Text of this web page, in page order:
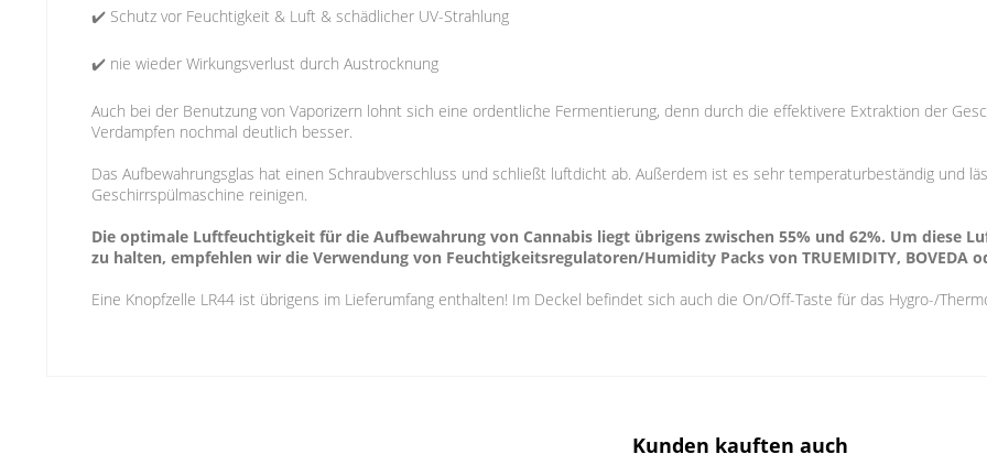
✔️ Schutz vor Feuchtigkeit & Luft & schädlicher UV-Strahlung
✔️ nie wieder Wirkungsverlust durch Austrocknung
Auch bei der Benutzung von Vaporizern lohnt sich eine ordentliche Fermentierung, denn durch die effektivere Extraktion der
Verdampfen nochmal deutlich besser.
Das Aufbewahrungsglas hat einen Schraubverschluss und schließt luftdicht ab. Außerdem ist es sehr temperaturbeständig und
Geschirrspülmaschine reinigen.
Die optimale Luftfeuchtigkeit für die Aufbewahrung von Cannabis liegt übrigens zwischen 55% und 62%. Um diese
zu halten, empfehlen wir die Verwendung von Feuchtigkeitsregulatoren/Humidity Packs von TRUEMIDITY, BOVEDA
Eine Knopfzelle LR44 ist übrigens im Lieferumfang enthalten! Im Deckel befindet sich auch die On/Off-Taste für das Hygro-/
Kunden kauften auch